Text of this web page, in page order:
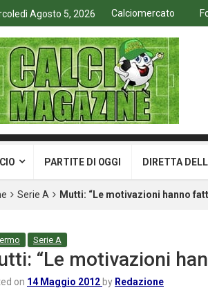
Agosto 5, 2026 Calciomercato
PARTITE DI OGGI DIRETTA
Serie A Mutti: “Le motivazioni hanno
Serie A
“Le motivazioni
on 14 Maggio 2012 by Redazione